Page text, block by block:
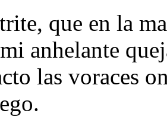
que en la
anhelante
las voraces